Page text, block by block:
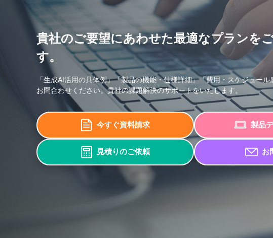
貴社のご要望にあわせた最適なプランを
す。
「生成AI活用の具体例」「製品の機能・仕様詳細」「費用・スケジュー
お問合わせください。貴社の課題解決のサポートをいたします。
今すぐ資料請求 製品
見積りのご依頼 お